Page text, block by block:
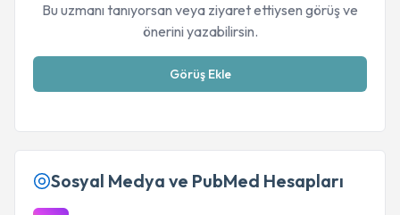
Bu uzmanı tanıyorsan veya ziyaret ettiysen görüş ve
önerini yazabilirsin.
Görüş Ekle
Sosyal Medya ve PubMed Hesapları